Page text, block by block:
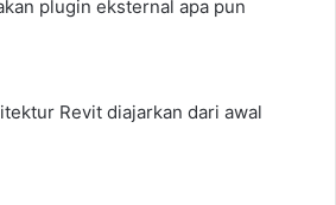
plugin eksternal apa pun
Revit diajarkan dari awal